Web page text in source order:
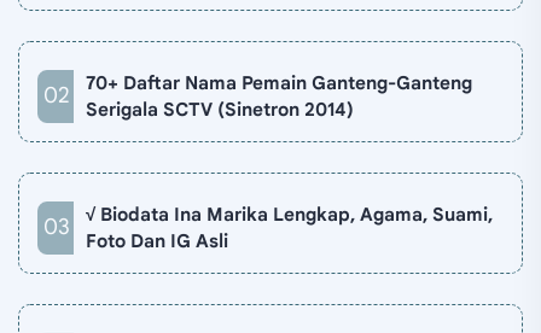
70+ Daftar Nama Pemain Ganteng-Ganteng
Serigala SCTV (Sinetron 2014)
√ Biodata Ina Marika Lengkap, Agama, Suami,
Foto Dan IG Asli